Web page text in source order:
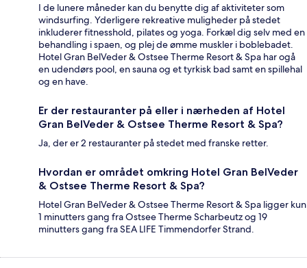
I de lunere måneder kan du benytte dig af aktiviteter som
windsurfing. Yderligere rekreative muligheder på stedet
inkluderer fitnesshold, pilates og yoga. Forkæl dig selv med en
behandling i spaen, og plej de ømme muskler i boblebadet.
Hotel Gran BelVeder & Ostsee Therme Resort & Spa har ogå
en udendørs pool, en sauna og et tyrkisk bad samt en spillehal
og en have.
Er der restauranter på eller i nærheden af Hotel
Gran BelVeder & Ostsee Therme Resort & Spa?
Ja, der er 2 restauranter på stedet med franske retter.
Hvordan er området omkring Hotel Gran BelVeder
& Ostsee Therme Resort & Spa?
Hotel Gran BelVeder & Ostsee Therme Resort & Spa ligger kun
1 minutters gang fra Ostsee Therme Scharbeutz og 19
minutters gang fra SEA LIFE Timmendorfer Strand.